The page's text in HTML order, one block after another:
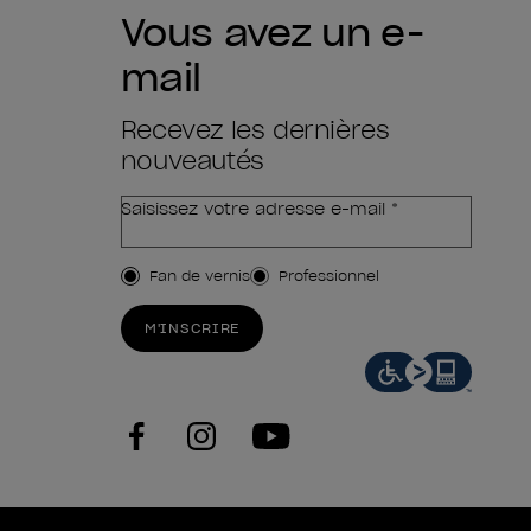
Vous avez un e-
mail
Recevez les dernières
nouveautés
Saisissez votre adresse e-mail *
Type de client
Fan de vernis Professionnel
M'INSCRIRE